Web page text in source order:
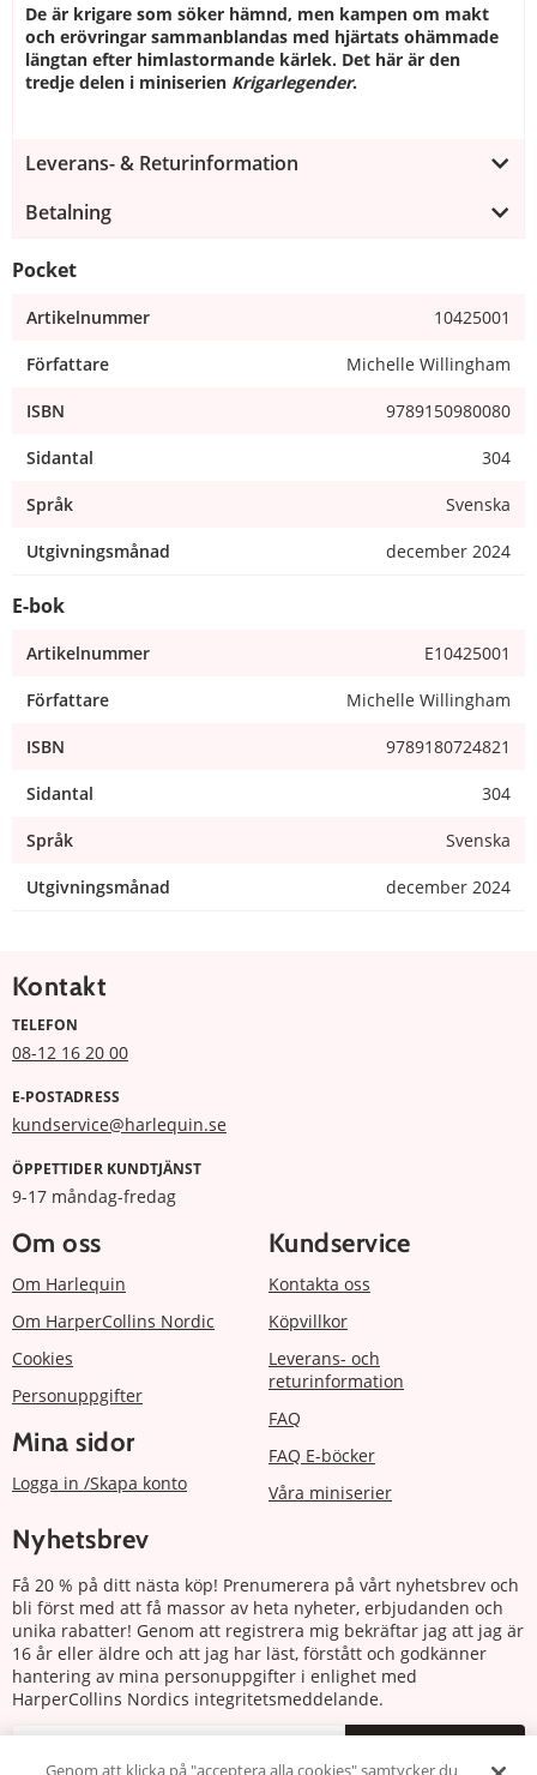
De är krigare som söker hämnd, men kampen om makt
och erövringar sammanblandas med hjärtats ohämmade
längtan efter himlastormande kärlek. Det här är den
tredje delen i miniserien Krigarlegender.
Leverans- & Returinformation
Betalning
Pocket
Artikelnummer 10425001
Författare Michelle Willingham
ISBN 9789150980080
Sidantal 304
Språk Svenska
Utgivningsmånad december 2024
E-bok
Artikelnummer E10425001
Författare Michelle Willingham
ISBN 9789180724821
Sidantal 304
Språk Svenska
Utgivningsmånad december 2024
Kontakt
TELEFON
08-12 16 20 00
E-POSTADRESS
kundservice@harlequin.se
ÖPPETTIDER KUNDTJÄNST
9-17 måndag-fredag
Om oss
Om Harlequin
Om HarperCollins Nordic
Cookies
Personuppgifter
Mina sidor
Logga in /Skapa konto
Kundservice
Kontakta oss
Köpvillkor
Leverans- och
returinformation
FAQ
FAQ E-böcker
Våra miniserier
Nyhetsbrev
Få 20 % på ditt nästa köp! Prenumerera på vårt nyhetsbrev och
bli först med att få massor av heta nyheter, erbjudanden och
unika rabatter! Genom att registrera mig bekräftar jag att jag är
16 år eller äldre och att jag har läst, förstått och godkänner
hantering av mina personuppgifter i enlighet med
HarperCollins Nordics integritetsmeddelande.
Genom att klicka på "acceptera alla cookies" samtycker du